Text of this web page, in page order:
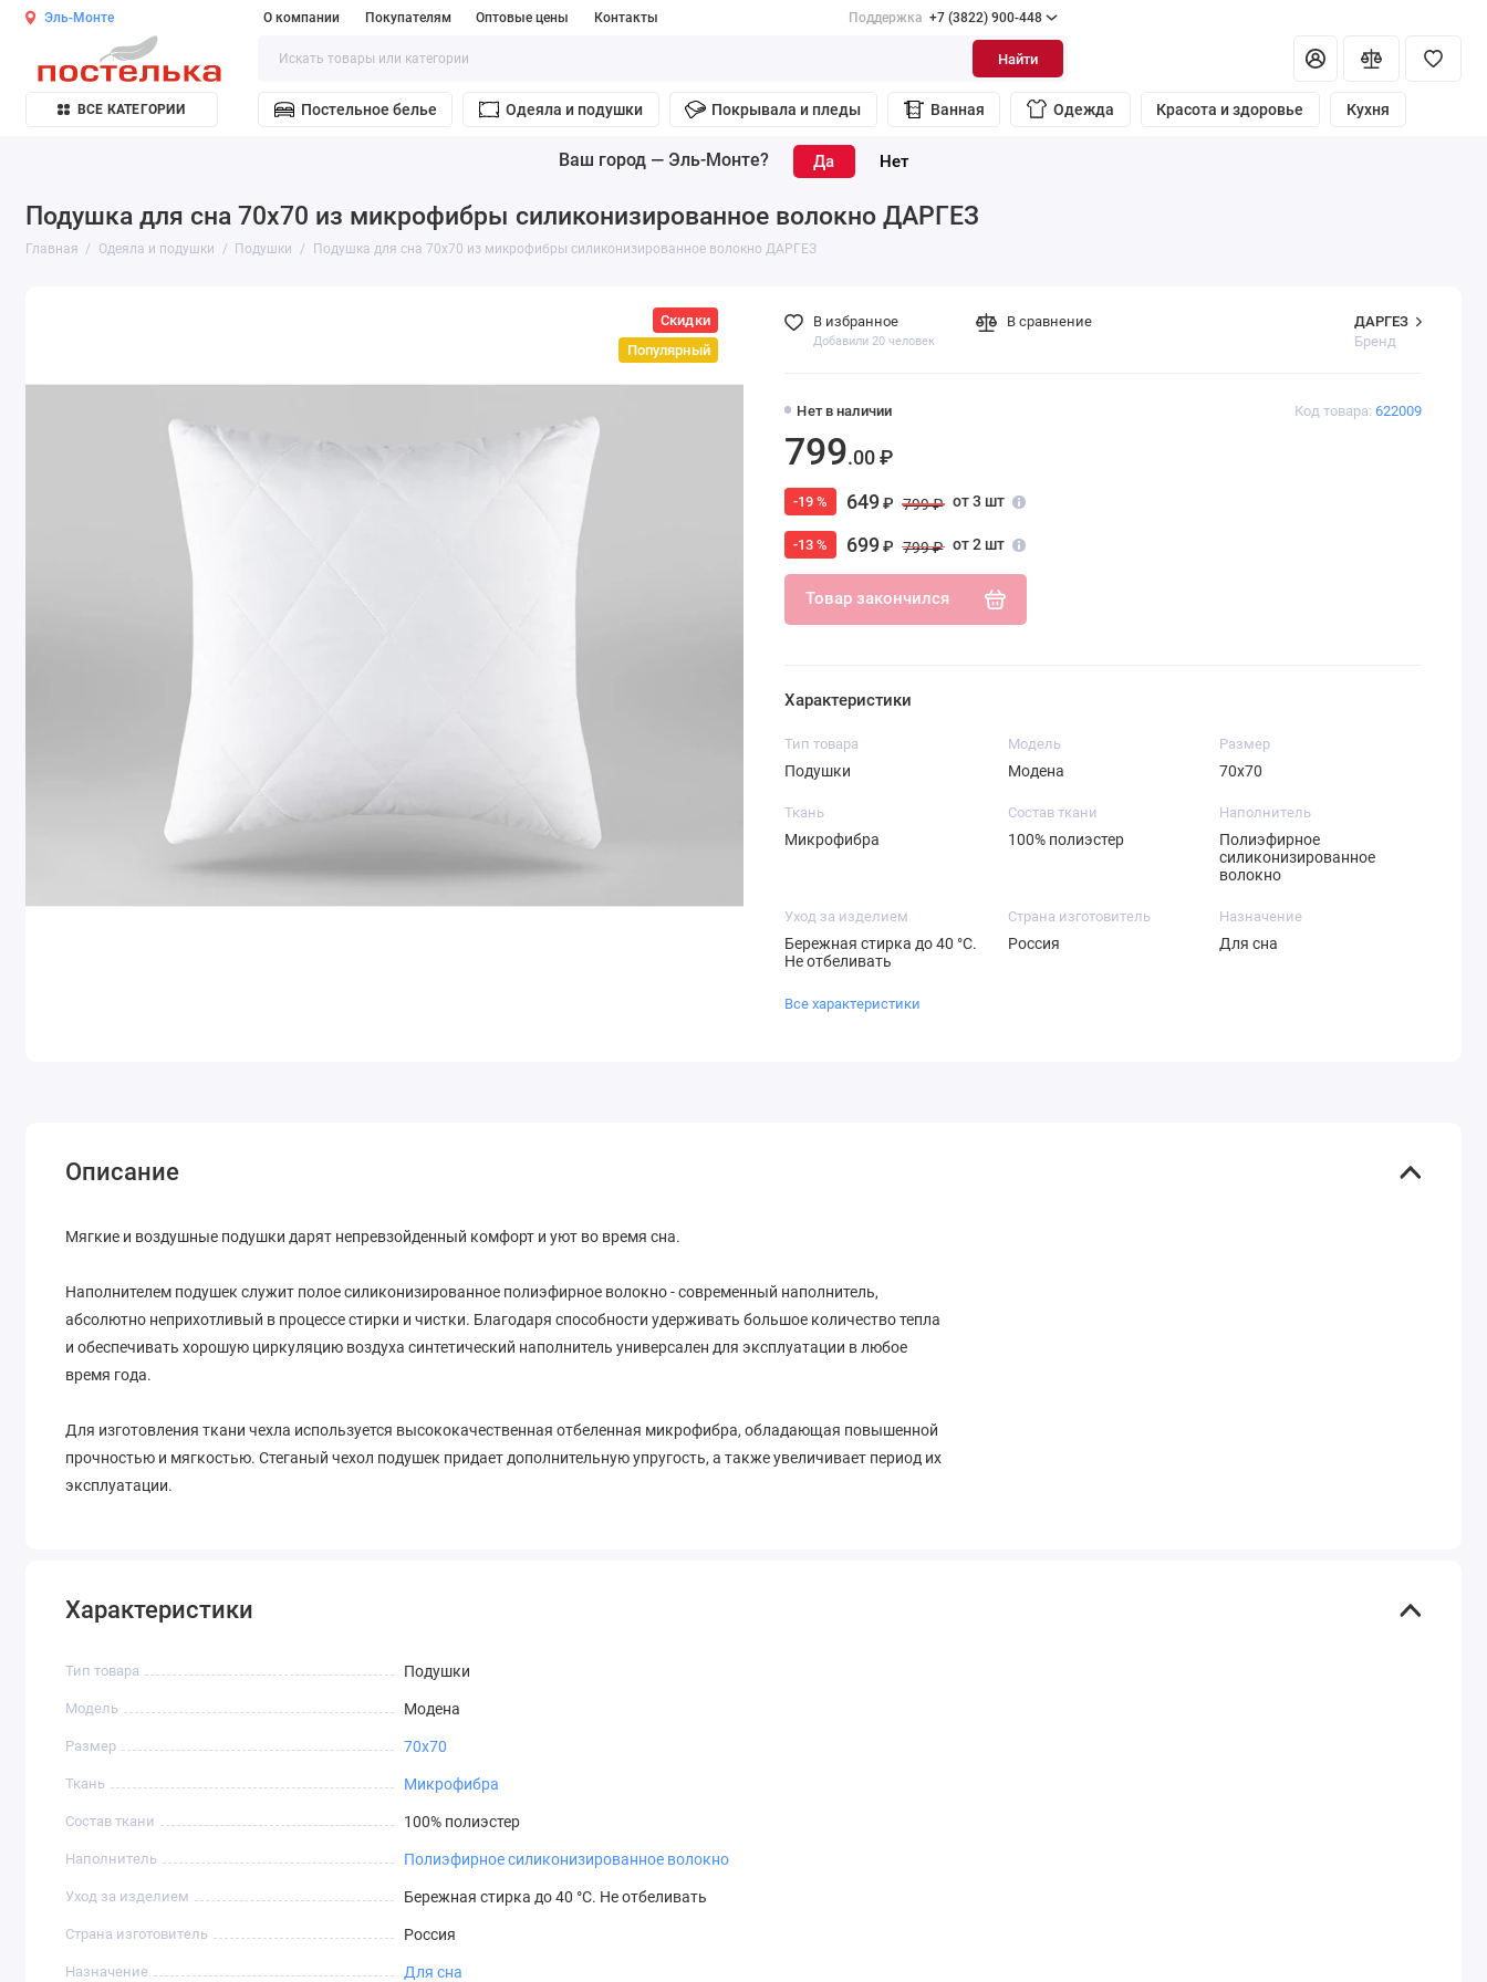
Эль-Монте О компании Покупателям Оптовые цены Контакты Поддержка +7 (3822) 900-448
Найти
ВСЕ КАТЕГОРИИ Постельное белье Одеяла и подушки Покрывала и пледы Ванная Одежда Красота и здоровье Кухня
Ваш город — Эль-Монте?
Подушка для сна 70х70 из микрофибры силиконизированное волокно ДАРГЕЗ
Главная Одеяла и подушки Подушки Подушка для сна 70х70 из микрофибры силиконизированное волокно ДАРГЕЗ
Скидки
Популярный
Код товара: 622009
ДАРГЕЗ
Бренд
Нет в наличии
799.00 ₽
-19 % 649₽ 799 ₽ от 3 шт
-13 % 699₽ 799 ₽ от 2 шт
Товар закончился
В избранное
Добавили 20 человек
В сравнение
Характеристики
Тип товара
Подушки
Модель
Модена
Размер
70х70
Ткань
Микрофибра
Состав ткани
100% полиэстер
Наполнитель
Полиэфирное
силиконизированное
волокно
Уход за изделием
Бережная стирка до 40 °C.
Не отбеливать
Страна изготовитель
Россия
Назначение
Для сна
Все характеристики
Описание
Мягкие и воздушные подушки дарят непревзойденный комфорт и уют во время сна.
Наполнителем подушек служит полое силиконизированное полиэфирное волокно - современный наполнитель,
абсолютно неприхотливый в процессе стирки и чистки. Благодаря способности удерживать большое количество тепла
и обеспечивать хорошую циркуляцию воздуха синтетический наполнитель универсален для эксплуатации в любое
время года.
Для изготовления ткани чехла используется высококачественная отбеленная микрофибра, обладающая повышенной
прочностью и мягкостью. Стеганый чехол подушек придает дополнительную упругость, а также увеличивает период их
эксплуатации.
Характеристики
Тип товара Подушки
Модель Модена
Размер 70х70
Ткань Микрофибра
Состав ткани 100% полиэстер
Наполнитель Полиэфирное силиконизированное волокно
Уход за изделием Бережная стирка до 40 °C. Не отбеливать
Страна изготовитель Россия
Назначение Для сна